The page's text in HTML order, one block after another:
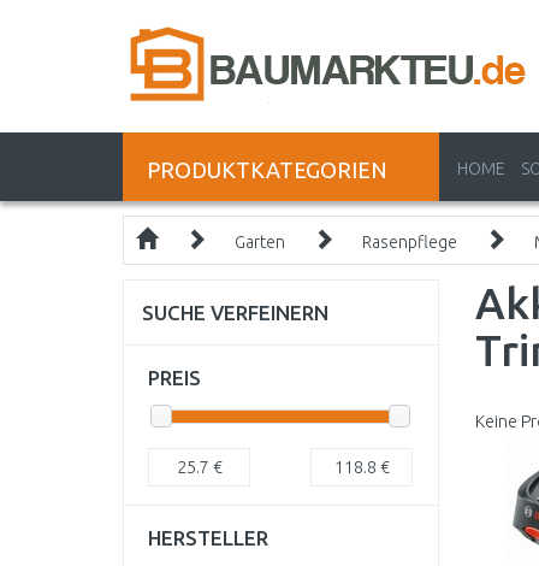
PRODUKTKATEGORIEN HOME
Garten Rasenpflege
Keine
SUCHE VERFEINERN
PREIS
25.7 € 118.8 €
HERSTELLER